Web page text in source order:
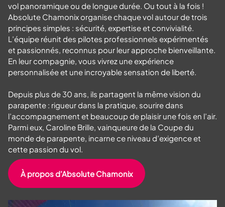
vol panoramique ou de longue durée. Ou tout à la fois !
Absolute Chamonix organise chaque vol autour de trois
principes simples : sécurité, expertise et convivialité.
L’équipe réunit des pilotes professionnels expérimentés
et passionnés, reconnus pour leur approche bienveillante.
En leur compagnie, vous vivrez une expérience
personnalisée et une incroyable sensation de liberté.
Depuis plus de 30 ans, ils partagent la même vision du
parapente : rigueur dans la pratique, sourire dans
l’accompagnement et beaucoup de plaisir une fois en l’air.
Parmi eux, Caroline Brille, vainqueure de la Coupe du
monde de parapente, incarne ce niveau d’exigence et
cette passion du vol.
À propos d’Absolute Chamonix